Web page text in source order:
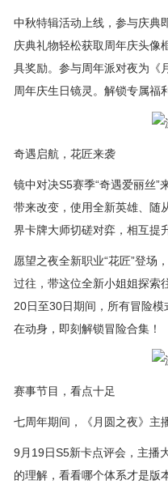
中秋特辑活动上线，参与庆典
庆典礼物轻松获取周年庆头像
具奖励。参与周年派对夜为《
周年庆生日镜灵。解锁专属福
奇遇启航，花匠来袭
镜中对决S5赛季“奇遇爱丽丝”
带来改变，使用全新英雄、随
界卡牌大师切磋对弈，相互提
愿望之夜全新职业“花匠”登场
过往，带这位全新小姐姐探索
20日至30日期间，所有冒险
在动身，即刻解锁冒险合集！
赛事节目，看点十足
七周年期间，《月圆之夜》主
9月19日S5新卡点评会，主播
的理解，看看哪个体系才是版